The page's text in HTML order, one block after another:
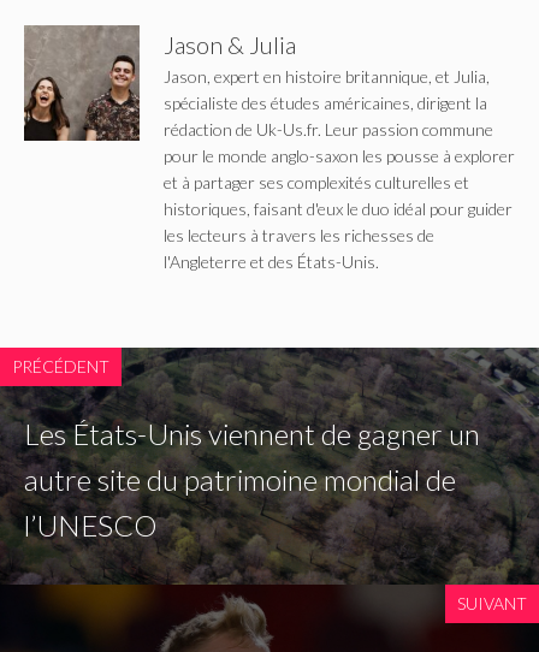
Jason & Julia
Jason, expert en histoire britannique, et Julia,
spécialiste des études américaines, dirigent la
rédaction de Uk-Us.fr. Leur passion commune
pour le monde anglo-saxon les pousse à explorer
et à partager ses complexités culturelles et
historiques, faisant d'eux le duo idéal pour guider
les lecteurs à travers les richesses de
l'Angleterre et des États-Unis.
PRÉCÉDENT
Les États-Unis viennent de gagner un
autre site du patrimoine mondial de
l’UNESCO
SUIVANT